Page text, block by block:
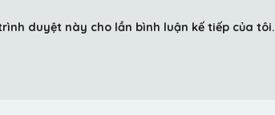
duyệt này cho lần bình luận kế tiếp của tôi.